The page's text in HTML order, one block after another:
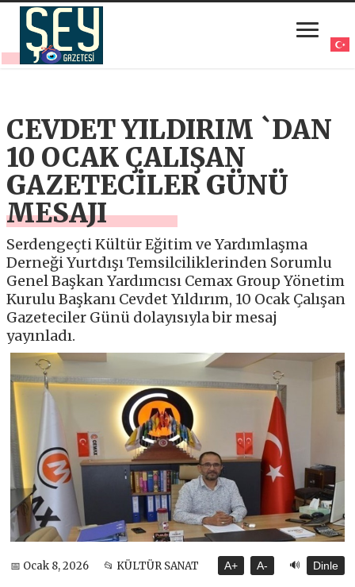
CEVDET YILDIRIM `DAN
10 OCAK ÇALIŞAN
GAZETECİLER GÜNÜ
MESAJI
Serdengeçti Kültür Eğitim ve Yardımlaşma
Derneği Yurtdışı Temsilciliklerinden Sorumlu
Genel Başkan Yardımcısı Cemax Group Yönetim
Kurulu Başkanı Cevdet Yıldırım, 10 Ocak Çalışan
Gazeteciler Günü dolayısıyla bir mesaj
yayınladı.
📅 Ocak 8, 2026 📂 KÜLTÜR SANAT A+ A- 🔊 Dinle